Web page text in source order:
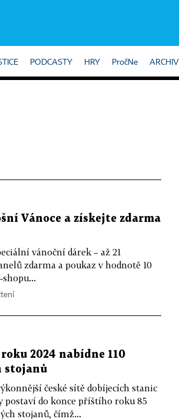
PODCASTY HRY PročNe ARCHIV
Vánoce a získejte zdarma
vánoční dárek – až 21
zdarma a poukaz v hodnotě 10
2024 nabídne 110
stojanů
české sítě dobíjecích stanic
do konce příštího roku 85
stojanů, čímž...